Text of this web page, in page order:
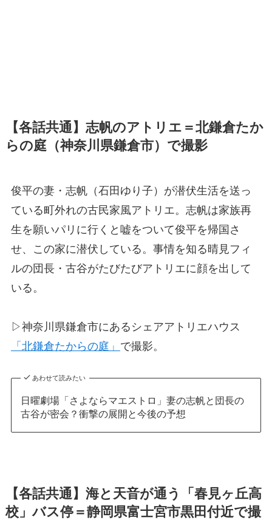
【各話共通】志帆のアトリエ＝北鎌倉たか
らの庭（神奈川県鎌倉市）で撮影
俊平の妻・志帆（石田ゆり子）が潜伏生活を送っ
ている町外れの古民家風アトリエ。志帆は家族再
生を願いパリに行くと嘘をついて俊平を帰国さ
せ、この家に潜伏している。事情を知る晴見フィ
ルの団長・古谷がたびたびアトリエに顔を出して
いる。
▷神奈川県鎌倉市にあるシェアアトリエハウス
「北鎌倉たからの庭」 で撮影。
あわせて読みたい
日曜劇場「さよならマエストロ」妻の志帆と団長の
古谷が密会？衝撃の展開と今後の予想
【各話共通】海と天音が通う「春見ヶ丘高
校」バス停＝静岡県富士宮市黒田付近で撮